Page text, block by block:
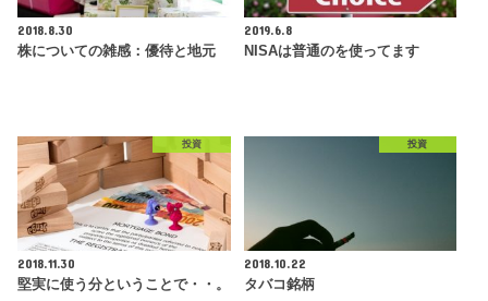
2018.8.30
株についての雑感：優待と地元
2019.6.8
NISAは普通のを使ってます
投資
2018.11.30
堅実に使う分ということで・・。
投資
2018.10.22
タバコ銘柄